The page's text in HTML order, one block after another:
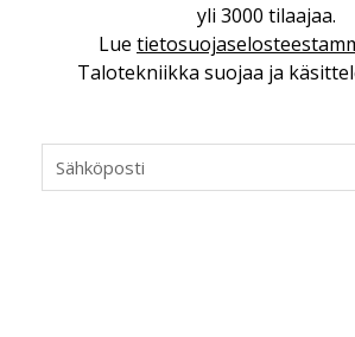
Miten varmistetaan EPD-
saatavien tietojen
Vesi- ja
jämähtänyt ajassa paikalleen
yli 3000 tilaajaa.
Lue
Talotekniikka suojaa ja